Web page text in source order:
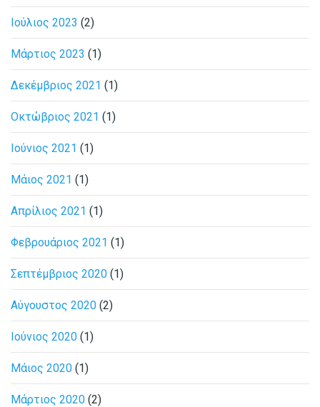
Ιούλιος 2023 (2)
Μάρτιος 2023 (1)
Δεκέμβριος 2021 (1)
Οκτώβριος 2021 (1)
Ιούνιος 2021 (1)
Μάιος 2021 (1)
Απρίλιος 2021 (1)
Φεβρουάριος 2021 (1)
Σεπτέμβριος 2020 (1)
Αύγουστος 2020 (2)
Ιούνιος 2020 (1)
Μάιος 2020 (1)
Μάρτιος 2020 (2)